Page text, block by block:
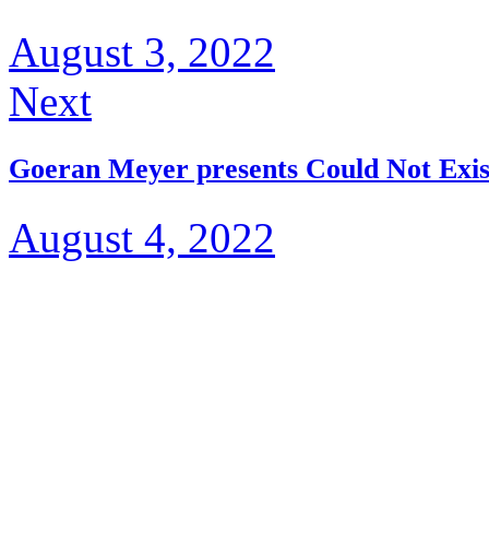
August 3, 2022
Next
Goeran Meyer presents Could Not
August 4, 2022